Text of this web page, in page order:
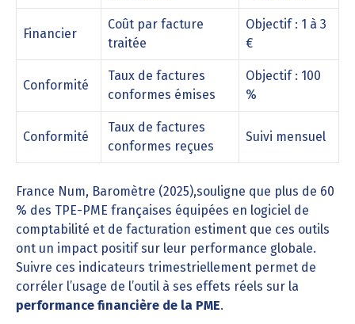
Financier
Coût par facture
traitée
Objectif : 1 à 3
€
Conformité
Taux de factures
conformes émises
Objectif : 100
%
Conformité
Taux de factures
conformes reçues
Suivi mensuel
France Num, Baromètre (2025),souligne que plus de 60
% des TPE-PME françaises équipées en logiciel de
comptabilité et de facturation estiment que ces outils
ont un impact positif sur leur performance globale.
Suivre ces indicateurs trimestriellement permet de
corréler l’usage de l’outil à ses effets réels sur la
performance financière de la PME.